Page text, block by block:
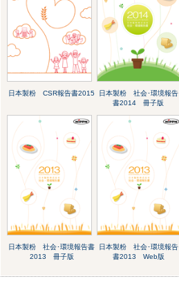
日本製粉 CSR報告書2015
日本製粉 社会･環境報告
書2014 冊子版
日本製粉 社会･環境報告書
2013 冊子版
日本製粉 社会･環境報告
書2013 Web版